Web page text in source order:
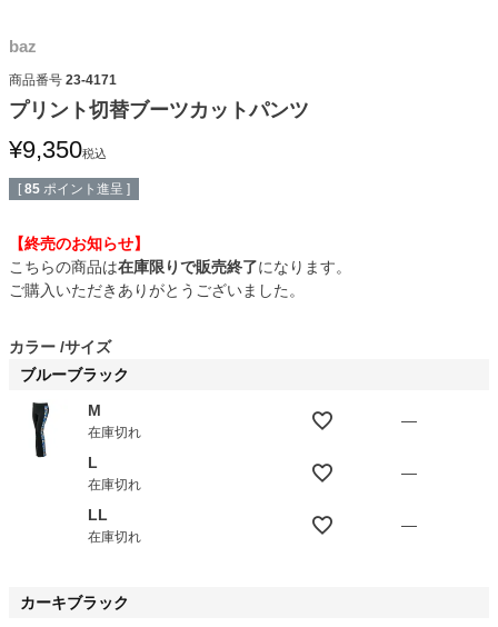
baz
商品番号 23-4171
プリント切替ブーツカットパンツ
¥9,350税込
[ 85 ポイント進呈 ]
【終売のお知らせ】
こちらの商品は在庫限りで販売終了になります。
ご購入いただきありがとうございました。
カラー サイズ
ブルーブラック
M
在庫切れ
—
L
在庫切れ
—
LL
在庫切れ
—
カーキブラック